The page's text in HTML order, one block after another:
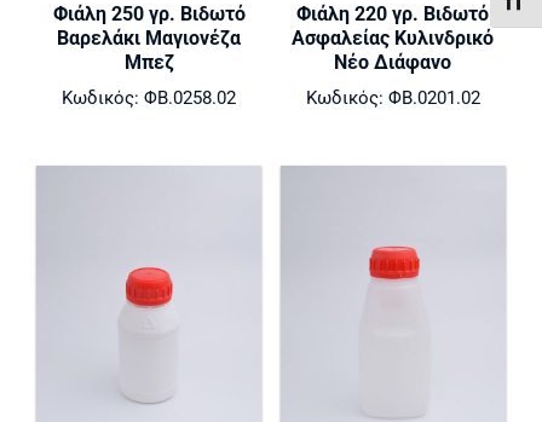
Φιάλη 250 γρ. Βιδωτό
Βαρελάκι Μαγιονέζα
Μπεζ
Κωδικός: ΦΒ.0258.02
Φιάλη 220 γρ. Βιδωτό
Ασφαλείας Κυλινδρικό
Νέο Διάφανο
Κωδικός: ΦΒ.0201.02